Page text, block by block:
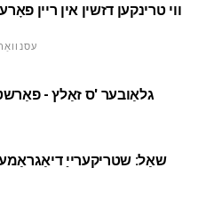
ווי טרינקען דזשין אין ריין
גלאַובער 'ס זאַלץ -
שאַל: שטריקערייַ